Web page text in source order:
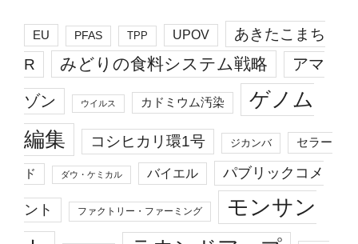
EU PFAS TPP UPOV
あきたこまち
R
みどりの食料システム戦略 アマ
ゾン ウイルス カドミウム汚染
ゲノム
編集
コシヒカリ環1号 ジカンバ セラー
ド ダウ・ケミカル バイエル パブリックコメ
ント ファクトリー・ファーミング
モンサン